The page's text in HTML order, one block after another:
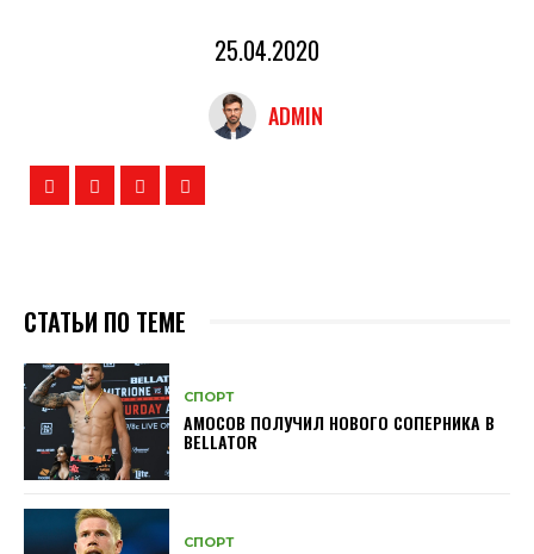
25.04.2020
ADMIN
СТАТЬИ ПО ТЕМЕ
СПОРТ
АМОСОВ ПОЛУЧИЛ НОВОГО СОПЕРНИКА В
BELLATOR
СПОРТ